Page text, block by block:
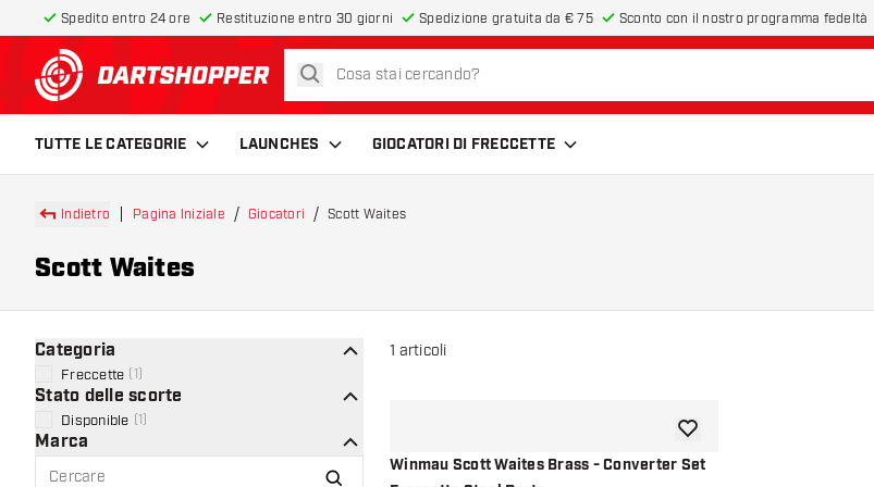
Spedito entro 24 ore Restituzione entro 30 giorni Spedizione gratuita da € 75 Sconto con il nostro programma fedeltà
torna alla home page
cerca
TUTTE LE CATEGORIE LAUNCHES GIOCATORI DI FRECCETTE
Indietro Pagina Iniziale Giocatori Scott Waites
Scott Waites
Categoria
Freccette 1
Stato delle scorte
Disponible 1
Marca
1 articoli
Winmau Scott Waites Brass - Converter Set
aggiungi alla lista dei desideri